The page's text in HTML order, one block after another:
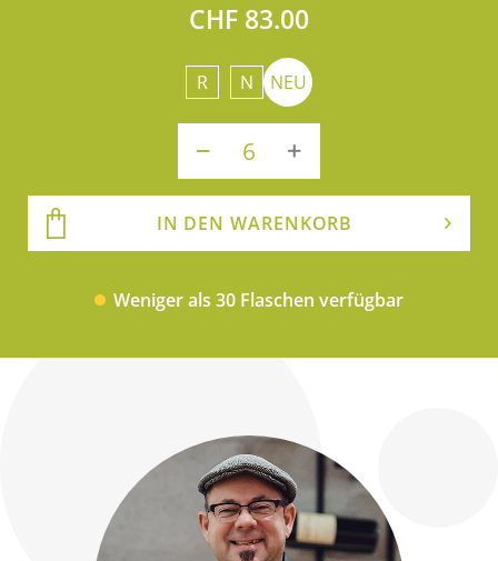
CHF 83.00
R N NEU
IN DEN WARENKORB
Weniger als 30 Flaschen verfügbar